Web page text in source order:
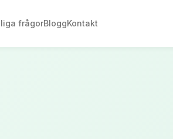
frågorBloggKontakt